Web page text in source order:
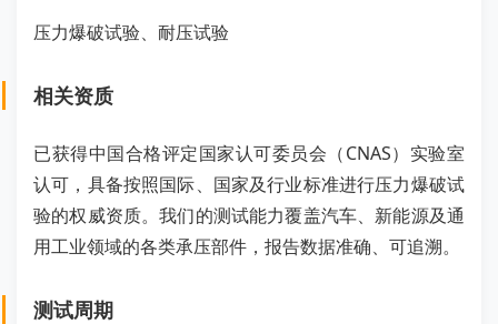
压力爆破试验、耐压试验
相关资质
已获得中国合格评定国家认可委员会（CNAS）实验室
认可，具备按照国际、国家及行业标准进行压力爆破试
验的权威资质。我们的测试能力覆盖汽车、新能源及通
用工业领域的各类承压部件，报告数据准确、可追溯。
测试周期